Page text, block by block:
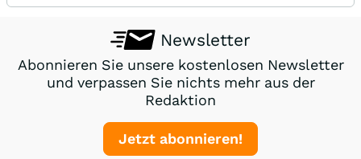
Newsletter
Abonnieren Sie unsere kostenlosen Newsletter
und verpassen Sie nichts mehr aus der
Redaktion
Jetzt abonnieren!